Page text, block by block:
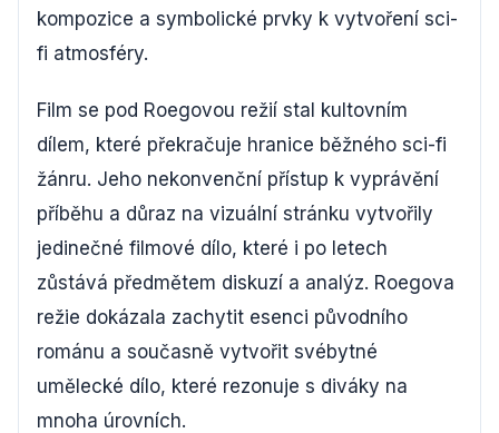
kompozice a symbolické prvky k vytvoření sci-
fi atmosféry.
Film se pod Roegovou režií stal kultovním
dílem, které překračuje hranice běžného sci-fi
žánru. Jeho nekonvenční přístup k vyprávění
příběhu a důraz na vizuální stránku vytvořily
jedinečné filmové dílo, které i po letech
zůstává předmětem diskuzí a analýz. Roegova
režie dokázala zachytit esenci původního
románu a současně vytvořit svébytné
umělecké dílo, které rezonuje s diváky na
mnoha úrovních.